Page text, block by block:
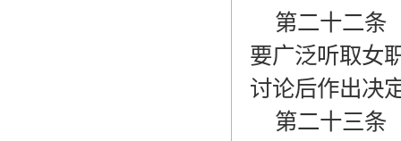
第二十二条
要广泛听取女
讨论后作出决
第二十三条